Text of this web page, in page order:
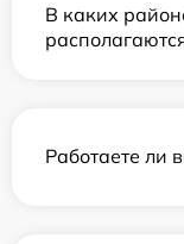
В каких
Работаете ли